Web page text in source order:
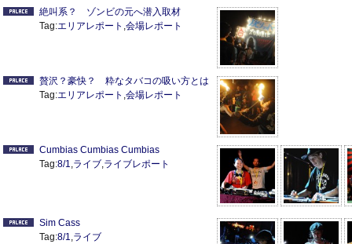
絶叫系？ ゾンビの元へ潜入取材
Tag:エリアレポート ,会場レポート
贅沢？豪快？ 粋なタバコの吸い方とは
Tag:エリアレポート ,会場レポート
Cumbias Cumbias Cumbias
Tag:8/1,ライブ,ライブレポート
Sim Cass
Tag:8/1,ライブ